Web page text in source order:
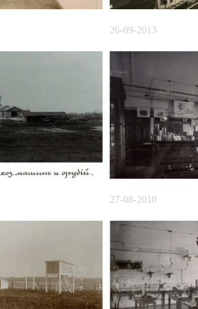
26-09-2013
27-08-2010